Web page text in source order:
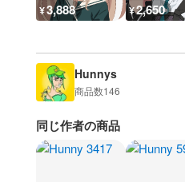
¥3,888 ¥2,650
Hunnys
商品数146
同じ作者の商品